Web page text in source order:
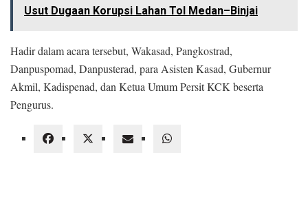
Usut Dugaan Korupsi Lahan Tol Medan–Binjai
Hadir dalam acara tersebut, Wakasad, Pangkostrad,
Danpuspomad, Danpusterad, para Asisten Kasad, Gubernur
Akmil, Kadispenad, dan Ketua Umum Persit KCK beserta
Pengurus.